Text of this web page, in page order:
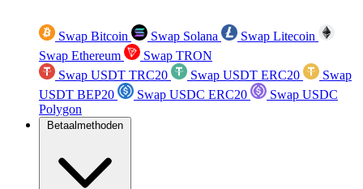
Swap Bitcoin Swap Solana
Swap Litecoin
Swap Ethereum
Swap TRON
Swap USDT TRC20
Swap USDT ERC20
Swap
USDT BEP20
Swap USDC ERC20
Swap USDC
Polygon
Betaalmethoden